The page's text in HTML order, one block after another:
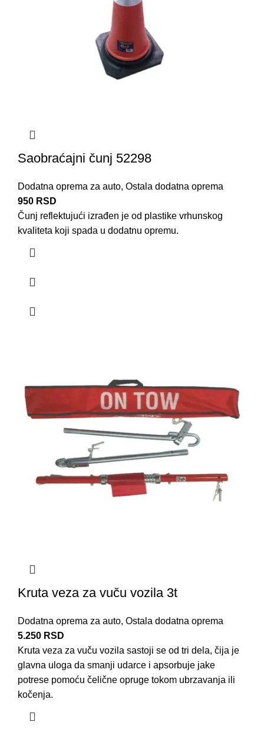
Saobraćajni čunj 52298
Dodatna oprema za auto, Ostala dodatna oprema
950 RSD
Čunj reflektujući izrađen je od plastike vrhunskog
kvaliteta koji spada u dodatnu opremu.
Kruta veza za vuču vozila 3t
Dodatna oprema za auto, Ostala dodatna oprema
5.250 RSD
Kruta veza za vuču vozila sastoji se od tri dela, čija je
glavna uloga da smanji udarce i apsorbuje jake
potrese pomoću čelične opruge tokom ubrzavanja ili
kočenja.